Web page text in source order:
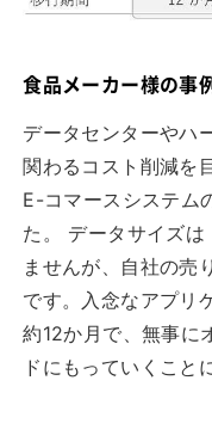
食品メーカー様の事例
データセンターやハ
関わるコスト削減を
E-コマースシステム
た。 データサイズは
ませんが、自社の売
です。入念なアプリ
約12か月で、無事に
ドにもっていくこと